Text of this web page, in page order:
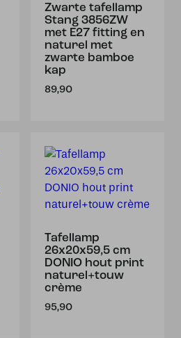
Zwarte tafellamp
Stang 3856ZW
met E27 fitting en
naturel met
zwarte bamboe
kap
89,90
Tafellamp
26x20x59,5 cm
DONIO hout print
naturel+touw
crème
95,90